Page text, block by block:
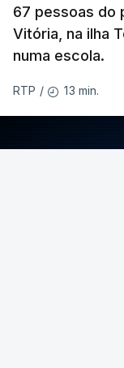
67 pessoas do
Vitória, na ilha
numa escola.
RTP / 13 min.